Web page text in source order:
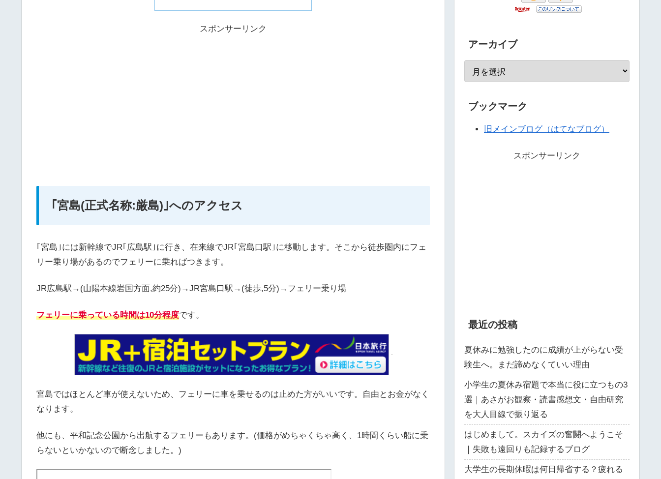
スポンサーリンク
｢宮島(正式名称:厳島)｣へのアクセス
｢宮島｣には新幹線でJR｢広島駅｣に行き、在来線でJR｢宮島口駅｣に移動します。そこから徒歩圏内にフェ
リー乗り場があるのでフェリーに乗ればつきます。
JR広島駅→(山陽本線岩国方面,約25分)→JR宮島口駅→(徒歩,5分)→フェリー乗り場
フェリーに乗っている時間は10分程度です。
宮島ではほとんど車が使えないため、フェリーに車を乗せるのは止めた方がいいです。自由とお金がなく
なります。
他にも、平和記念公園から出航するフェリーもあります。(価格がめちゃくちゃ高く、1時間くらい船に乗
らないといかないので断念しました。)
アーカイブ
ブックマーク
旧メインブログ（はてなブログ）
スポンサーリンク
最近の投稿
夏休みに勉強したのに成績が上がらない受
験生へ。まだ諦めなくていい理由
小学生の夏休み宿題で本当に役に立つもの3
選｜あさがお観察・読書感想文・自由研究
を大人目線で振り返る
はじめまして。スカイズの奮闘へようこそ
｜失敗も遠回りも記録するブログ
大学生の長期休暇は何日帰省する？疲れる